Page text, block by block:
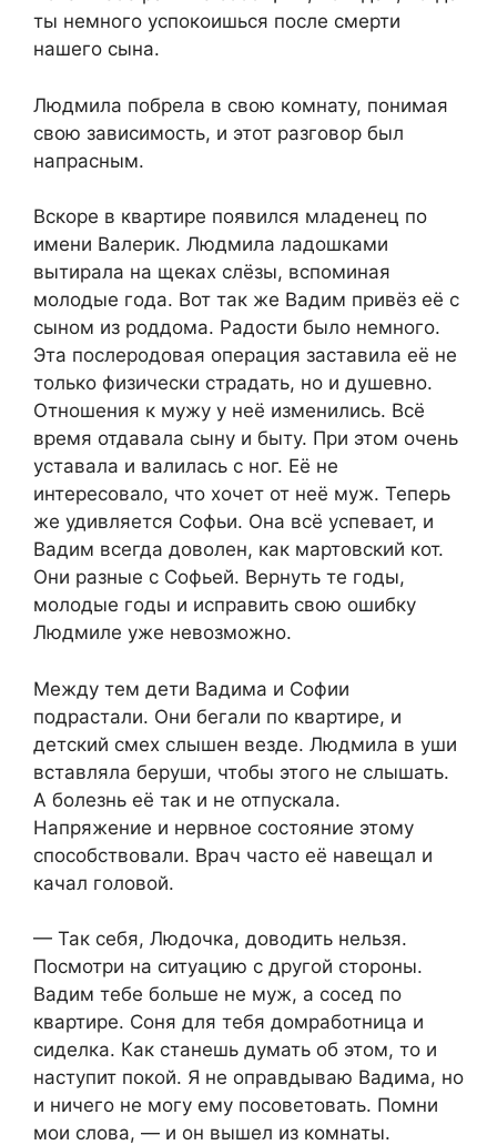
ты немного успокоишься после смерти
нашего сына.
Людмила побрела в свою комнату, понимая
свою зависимость, и этот разговор был
напрасным.
Вскоре в квартире появился младенец по
имени Валерик. Людмила ладошками
вытирала на щеках слёзы, вспоминая
молодые года. Вот так же Вадим привёз её с
сыном из роддома. Радости было немного.
Эта послеродовая операция заставила её не
только физически страдать, но и душевно.
Отношения к мужу у неё изменились. Всё
время отдавала сыну и быту. При этом очень
уставала и валилась с ног. Её не
интересовало, что хочет от неё муж. Теперь
же удивляется Софьи. Она всё успевает, и
Вадим всегда доволен, как мартовский кот.
Они разные с Софьей. Вернуть те годы,
молодые годы и исправить свою ошибку
Людмиле уже невозможно.
Между тем дети Вадима и Софии
подрастали. Они бегали по квартире, и
детский смех слышен везде. Людмила в уши
вставляла беруши, чтобы этого не слышать.
А болезнь её так и не отпускала.
Напряжение и нервное состояние этому
способствовали. Врач часто её навещал и
качал головой.
— Так себя, Людочка, доводить нельзя.
Посмотри на ситуацию с другой стороны.
Вадим тебе больше не муж, а сосед по
квартире. Соня для тебя домработница и
сиделка. Как станешь думать об этом, то и
наступит покой. Я не оправдываю Вадима, но
и ничего не могу ему посоветовать. Помни
мои слова, — и он вышел из комнаты.